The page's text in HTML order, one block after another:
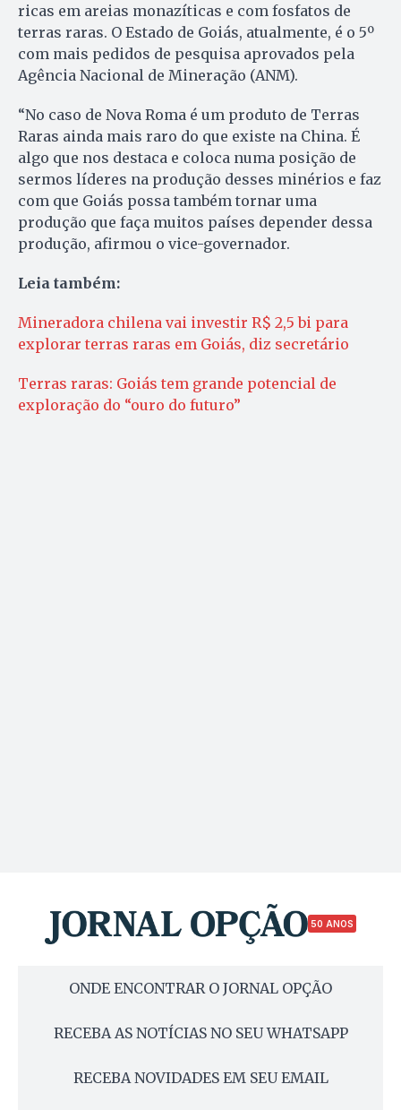
ricas em areias monazíticas e com fosfatos de
terras raras. O Estado de Goiás, atualmente, é o 5º
com mais pedidos de pesquisa aprovados pela
Agência Nacional de Mineração (ANM).
“No caso de Nova Roma é um produto de Terras
Raras ainda mais raro do que existe na China. É
algo que nos destaca e coloca numa posição de
sermos líderes na produção desses minérios e faz
com que Goiás possa também tornar uma
produção que faça muitos países depender dessa
produção, afirmou o vice-governador.
Leia também:
Mineradora chilena vai investir R$ 2,5 bi para
explorar terras raras em Goiás, diz secretário
Terras raras: Goiás tem grande potencial de
exploração do “ouro do futuro”
50 ANOS
ONDE ENCONTRAR O JORNAL OPÇÃO
RECEBA AS NOTÍCIAS NO SEU WHATSAPP
RECEBA NOVIDADES EM SEU EMAIL